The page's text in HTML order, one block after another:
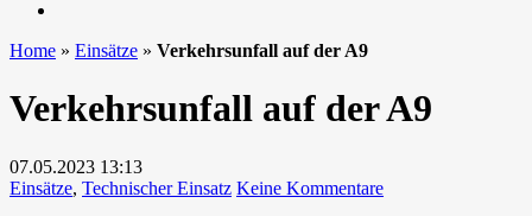
Home » Einsätze » Verkehrsunfall auf der A9
Verkehrsunfall auf der A9
07.05.2023 13:13
Einsätze, Technischer Einsatz Keine Kommentarezu